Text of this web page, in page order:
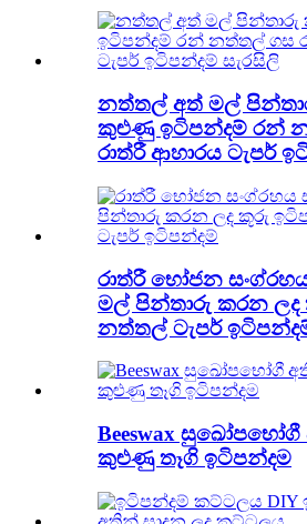
නත්තල් අත් මල්
කුළුණු ඉටිපන්දම් රන්
රාත්රී ආහාරය ටැපර්
රාත්රී භෝජන
මල් පින්තාරු කරන
නත්තල් ටැපර්
Beeswax සුඛෝපභෝගී
කුළුණු තෑගි ඉටිපන්දම